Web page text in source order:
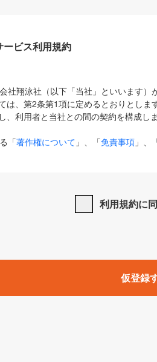
ビス利用規約
社翔泳社（以下「当社」といいます
は、第2条第1項に定めるとおりとし
、利用者と当社との間の契約を構成しま
「著作権について 」、「免責事項 」、
優先して適用されるものとします。
は、当社が提供する以下のサービス
サービスに関連して当社が実施するイ
」「CodeZine」「MarkeZine」「
利用規約に
仮登録